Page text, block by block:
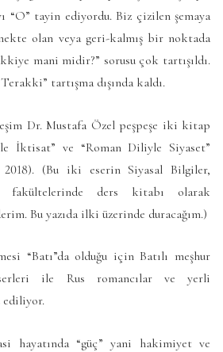
“O” tayin ediyordu. Biz çizilen şemaya
olan veya geri-kalmış bir noktada
mani midir?” sorusu çok tartışıldı.
tartışma dışında kaldı.
Dr. Mustafa Özel peşpeşe iki kitap
İktisat” ve “Roman Diliyle Siyaset”
2018). (Bu iki eserin Siyasal Bilgiler,
ders kitabı olarak
Bu yazıda ilki üzerinde duracağım.)
“Batı”da olduğu için Batılı meşhur
ile Rus romancılar ve yerli
ediliyor.
hayatında “güç” yani hakimiyet ve